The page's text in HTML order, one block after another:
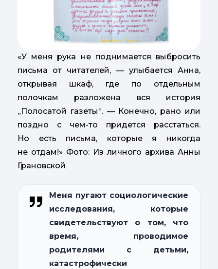
«У меня рука не поднимается выбросить
письма от читателей, — улыбается Анна,
открывая шкаф, где по отдельным
полочкам разложена вся история
„Полосатой газеты“. — Конечно, рано или
поздно с чем-то придется расстаться.
Но есть письма, которые я никогда
не отдам!» Фото: Из личного архива Анны
Грановской
Меня пугают социологические
исследования, которые
свидетельствуют о том, что
время, проводимое
родителями с детьми,
катастрофически